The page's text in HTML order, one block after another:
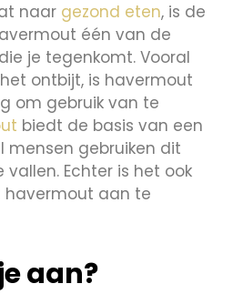
naar gezond eten, is de
één van de
je tegenkomt. Vooral
ontbijt, is havermout
om gebruik van te
biedt de basis van een
mensen gebruiken dit
Echter is het ook
havermout aan te
aan?